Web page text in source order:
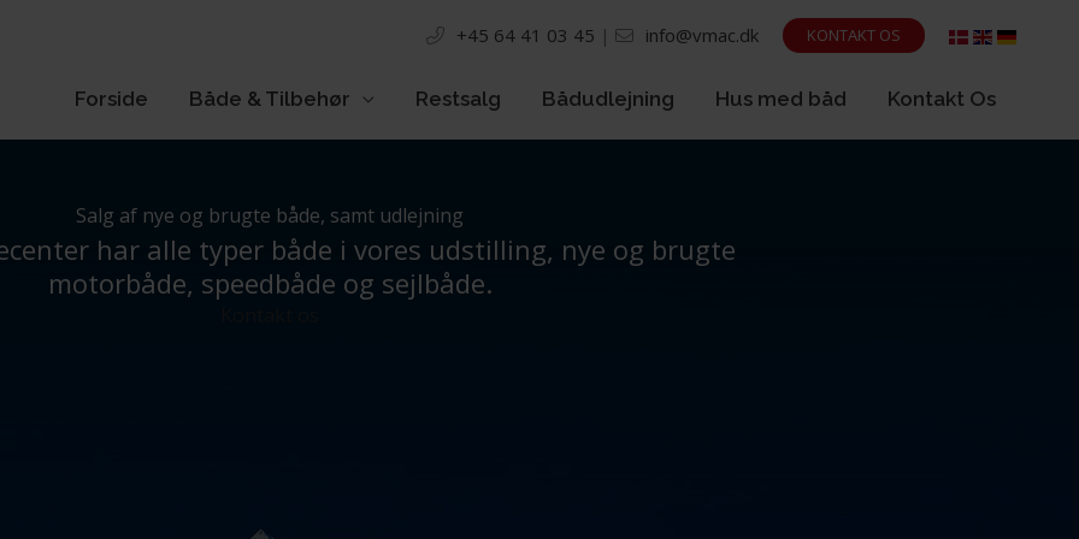
+45 64 41 03 45 | info@vmac.dk KONTAKT OS
Forside Både & Tilbehør Restsalg Bådudlejning Hus med båd Kontakt Os
Salg af nye og brugte både, samt udlejning
har alle typer både i vores udstilling, nye og brugte
motorbåde, speedbåde og sejlbåde.